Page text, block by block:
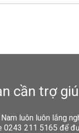
cần trợ
luôn luôn lắng
0243 211 5165 để